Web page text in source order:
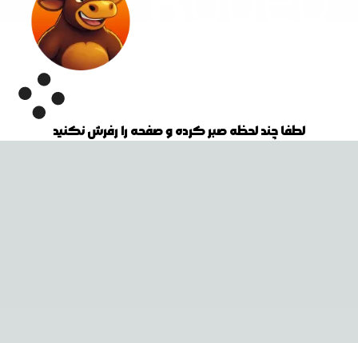
لطفا چند لحظه صبر کرده و صفحه را رفرش نکنید